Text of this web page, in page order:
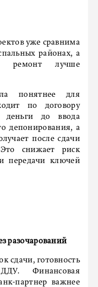
уже сравнима
районах, а
ремонт лучше
понятнее для
по договору
деньги до ввода
депонирования, а
после сдачи
снижает риск
передачи ключей
разочарований
сдачи, готовность
Финансовая
партнер важнее